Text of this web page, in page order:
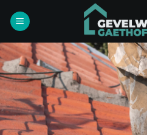
naar